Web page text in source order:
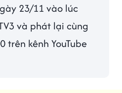
23/11 vào lúc
và phát lại cùng
trên kênh YouTube